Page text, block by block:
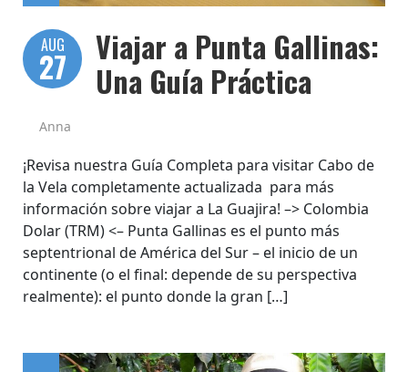
AUG
27
Viajar a Punta Gallinas:
Una Guía Práctica
Anna
¡Revisa nuestra Guía Completa para visitar Cabo de
la Vela completamente actualizada para más
información sobre viajar a La Guajira! –> Colombia
Dolar (TRM) <– Punta Gallinas es el punto más
septentrional de América del Sur – el inicio de un
continente (o el final: depende de su perspectiva
realmente): el punto donde la gran […]